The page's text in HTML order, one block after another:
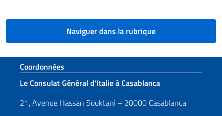
Naviguer dans la rubrique
Section de pied de page
Coordonnées
Le Consulat Général d’Italie à Casablanca
21, Avenue Hassan Souktani – 20000 Casablanca